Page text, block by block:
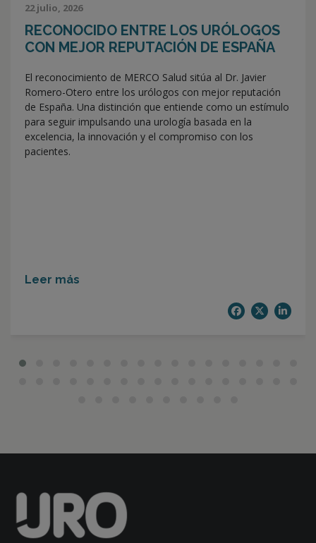
22 julio, 2026
RECONOCIDO ENTRE LOS URÓLOGOS
CON MEJOR REPUTACIÓN DE ESPAÑA
El reconocimiento de MERCO Salud sitúa al Dr. Javier
Romero-Otero entre los urólogos con mejor reputación
de España. Una distinción que entiende como un estímulo
para seguir impulsando una urología basada en la
excelencia, la innovación y el compromiso con los
pacientes.
Leer más